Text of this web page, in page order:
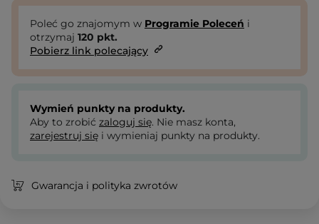
Poleć go znajomym w Programie Poleceń i
otrzymaj 120 pkt.
Pobierz link polecający
Wymień punkty na produkty.
Aby to zrobić zaloguj się. Nie masz konta,
zarejestruj się i wymieniaj punkty na produkty.
Gwarancja i polityka zwrotów